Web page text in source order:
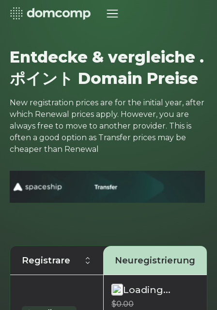
Entdecke & vergleiche .
ポイント Domain Preise
New registration prices are for the initial year, after
which Renewal prices apply. However, you are
always free to move to another provider. This is
often a good option as Transfer prices may be
cheaper than Renewal
Registrare Neuregistrierung
Loading...
$0.00